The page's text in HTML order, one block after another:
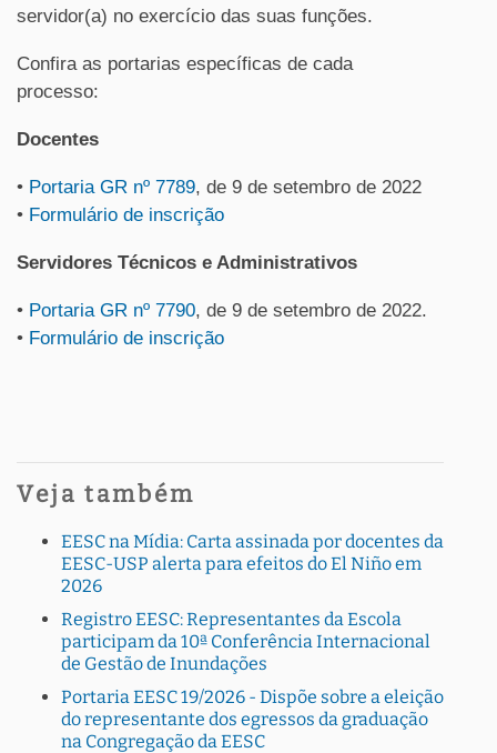
servidor(a) no exercício das suas funções.
Confira as portarias específicas de cada
processo:
Docentes
• Portaria GR nº 7789, de 9 de setembro de 2022
• Formulário de inscrição
Servidores Técnicos e Administrativos
• Portaria GR nº 7790, de 9 de setembro de 2022.
• Formulário de inscrição
Veja também
EESC na Mídia: Carta assinada por docentes da
EESC-USP alerta para efeitos do El Niño em
2026
Registro EESC: Representantes da Escola
participam da 10ª Conferência Internacional
de Gestão de Inundações
Portaria EESC 19/2026 - Dispõe sobre a eleição
do representante dos egressos da graduação
na Congregação da EESC